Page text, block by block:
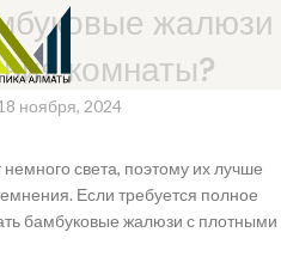
жалюзи
комнаты?
ноября, 2024
света, поэтому их лучше
Если требуется полное
бамбуковые жалюзи с плотными